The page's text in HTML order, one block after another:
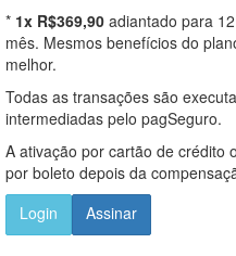
* 1x R$369,90 adiantado para
mês. Mesmos benefícios do
melhor.
Todas as transações são
intermediadas pelo pagSeguro.
A ativação por cartão de crédito
por boleto depois da
Login
Assinar